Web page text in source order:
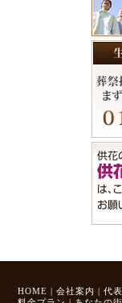
HOME | 会社案内 | 代